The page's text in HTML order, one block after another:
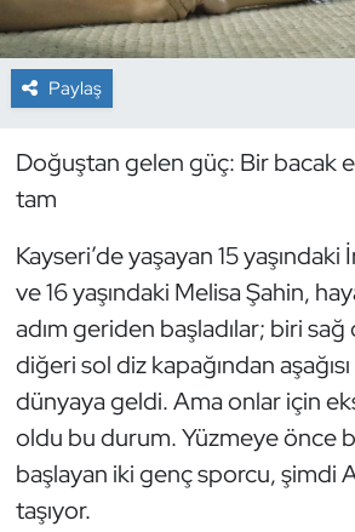
Paylaş
Doğuştan gelen güç: Bir bacak
tam
Kayseri’de yaşayan 15
ve 16 yaşındaki Melisa Şahin,
adım geriden başladılar; biri sağ
diğeri sol diz kapağından
dünyaya geldi. Ama onlar için
oldu bu durum. Yüzmeye önce
başlayan iki genç sporcu, şimdi
taşıyor.
Curling
Dağcılık
Dans Sporları
E-Spor
Eskrim
Futbol
Futsal